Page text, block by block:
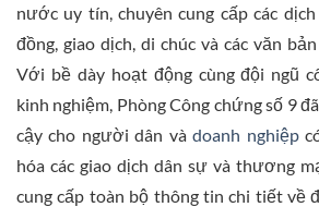
nước uy tín, chuyên cung cấp các
đồng, giao dịch, di chúc và các văn
Với bề dày hoạt động cùng đội ngũ
kinh nghiệm, Phòng Công chứng số 9
cậy cho người dân vàdoanh nghiệp
hóa các giao dịch dân sự và thương
cung cấp toàn bộ thông tin chi tiết về